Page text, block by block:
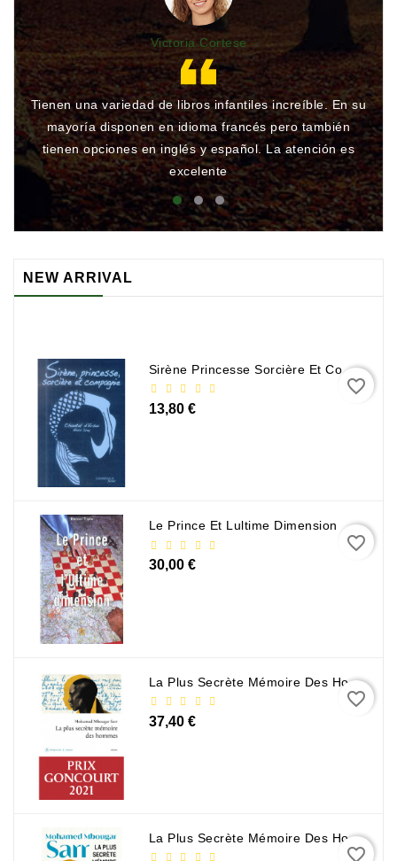
Victoria Cortese
Tienen una variedad de libros infantiles increíble. En su
mayoría disponen en idioma francés pero también
tienen opciones en inglés y español. La atención es
excelente
NEW ARRIVAL
Sirène Princesse Sorcière Et Compagnie
13,80 €
favorite_border
Le Prince Et Lultime Dimension
30,00 €
favorite_border
La Plus Secrète Mémoire Des Hommes - Mohamed Mbougar Sarr
37,40 €
favorite_border
La Plus Secrète Mémoire Des Hommes - Mohamed Mbougar Sarr
favorite_border